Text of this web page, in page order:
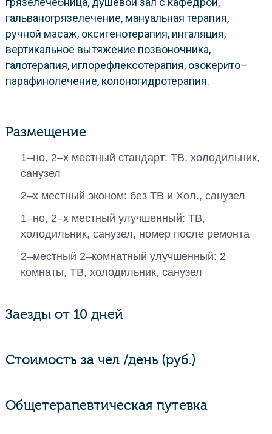
гальваногрязелечение, мануальная терапия,
ручной масаж, оксигенотерапия, ингаляция,
вертикальное вытяжение позвоночника,
галотерапия, иглорефлексотерапия, озокерито–
парафинолечение, колоногидротерапия.
Размещение
1–но, 2–х местный стандарт: ТВ, холодильник,
санузел
2–х местный эконом: без ТВ и Хол., санузел
1–но, 2–х местный улучшенный: ТВ,
холодильник, санузел, номер после ремонта
2–местный 2–комнатный улучшенный: 2
комнаты, ТВ, холодильник, санузел
Заезды от 10 дней
Стоимость за чел /день (руб.)
Общетерапевтическая путевка